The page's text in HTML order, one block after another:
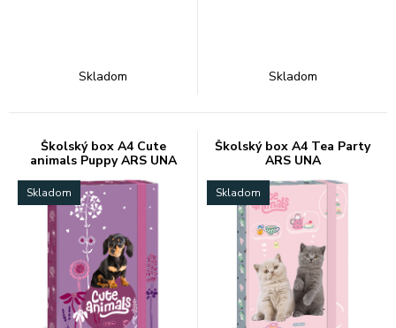
Skladom Skladom
Školský box A4 Cute
animals Puppy ARS UNA
Skladom
Školský box A4 Tea Party
ARS UNA
Skladom